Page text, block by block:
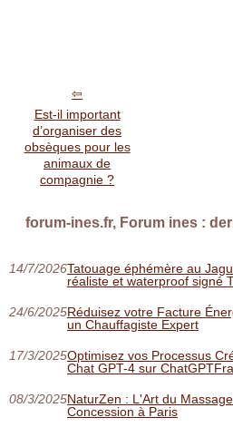
Est-il important
d’organiser des
obsèques pour les
animaux de
compagnie ?
forum-ines.fr, Forum ines :
14/7/2026Tatouage éphémère au
réaliste et waterproof signé
24/6/2025Réduisez votre Facture
un Chauffagiste Expert
17/3/2025Optimisez vos Processus
Chat GPT-4 sur
08/3/2025NaturZen : L'Art du
Concession à Paris